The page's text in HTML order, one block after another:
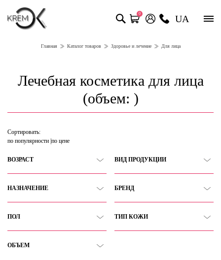
0 UA
Главная Каталог товаров Здоровье и лечение Для лица
Лечебная косметика для лица
(объем: )
Сортировать:
по популярности по цене
ВОЗРАСТ ВИД ПРОДУКЦИИ
НАЗНАЧЕНИЕ БРЕНД
ПОЛ ТИП КОЖИ
ОБЪЕМ